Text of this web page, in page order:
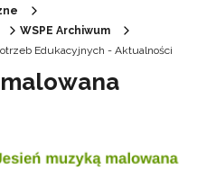
WSPE Archiwum
Edukacyjnych - Aktualności